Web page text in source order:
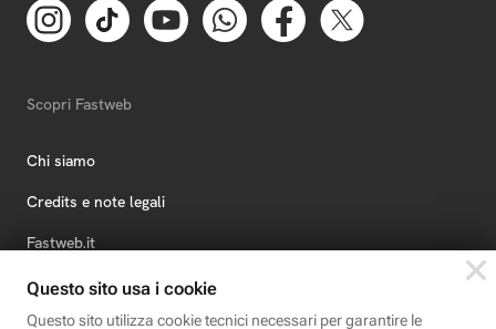
Scopri Fastweb
Chi siamo
Credits e note legali
Fastweb.it
Formazione